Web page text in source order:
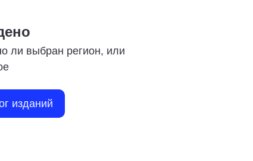
ли выбран регион, или
изданий